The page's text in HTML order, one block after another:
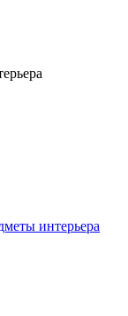
интерьера